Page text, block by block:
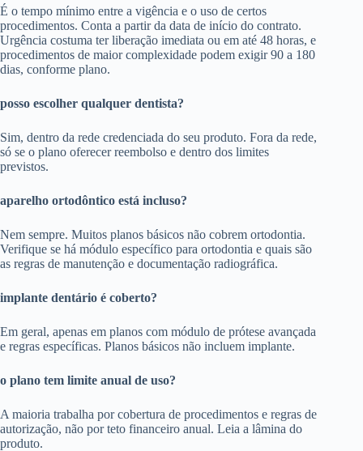
É o tempo mínimo entre a vigência e o uso de certos
procedimentos. Conta a partir da data de início do contrato.
Urgência costuma ter liberação imediata ou em até 48 horas, e
procedimentos de maior complexidade podem exigir 90 a 180
dias, conforme plano.
posso escolher qualquer dentista?
Sim, dentro da rede credenciada do seu produto. Fora da rede,
só se o plano oferecer reembolso e dentro dos limites
previstos.
aparelho ortodôntico está incluso?
Nem sempre. Muitos planos básicos não cobrem ortodontia.
Verifique se há módulo específico para ortodontia e quais são
as regras de manutenção e documentação radiográfica.
implante dentário é coberto?
Em geral, apenas em planos com módulo de prótese avançada
e regras específicas. Planos básicos não incluem implante.
o plano tem limite anual de uso?
A maioria trabalha por cobertura de procedimentos e regras de
autorização, não por teto financeiro anual. Leia a lâmina do
produto.